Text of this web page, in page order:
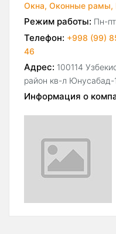
Окна, Оконные рамы,
Режим работы: Пн-
Телефон: +998 (99)
46
Адрес: 100114
район кв-л Юнусабад-
Информация о